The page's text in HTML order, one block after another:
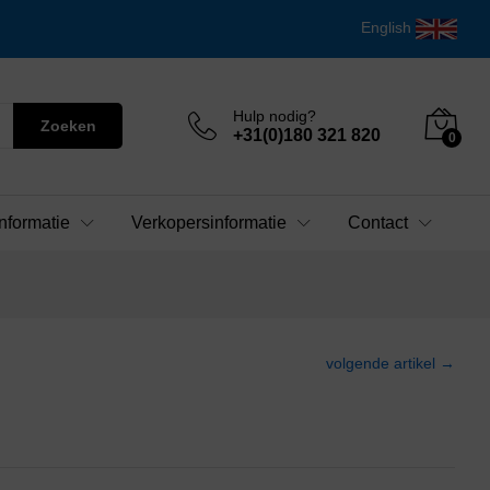
English
Zoeken
Hulp nodig?
+31(0)180 321 820 0
Verkopersinformatie Contact
volgende artikel →